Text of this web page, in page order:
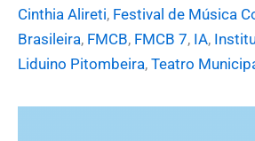
Cinthia Alireti, Festival de Música
Brasileira, FMCB, FMCB 7, IA,
Liduino Pitombeira, Teatro